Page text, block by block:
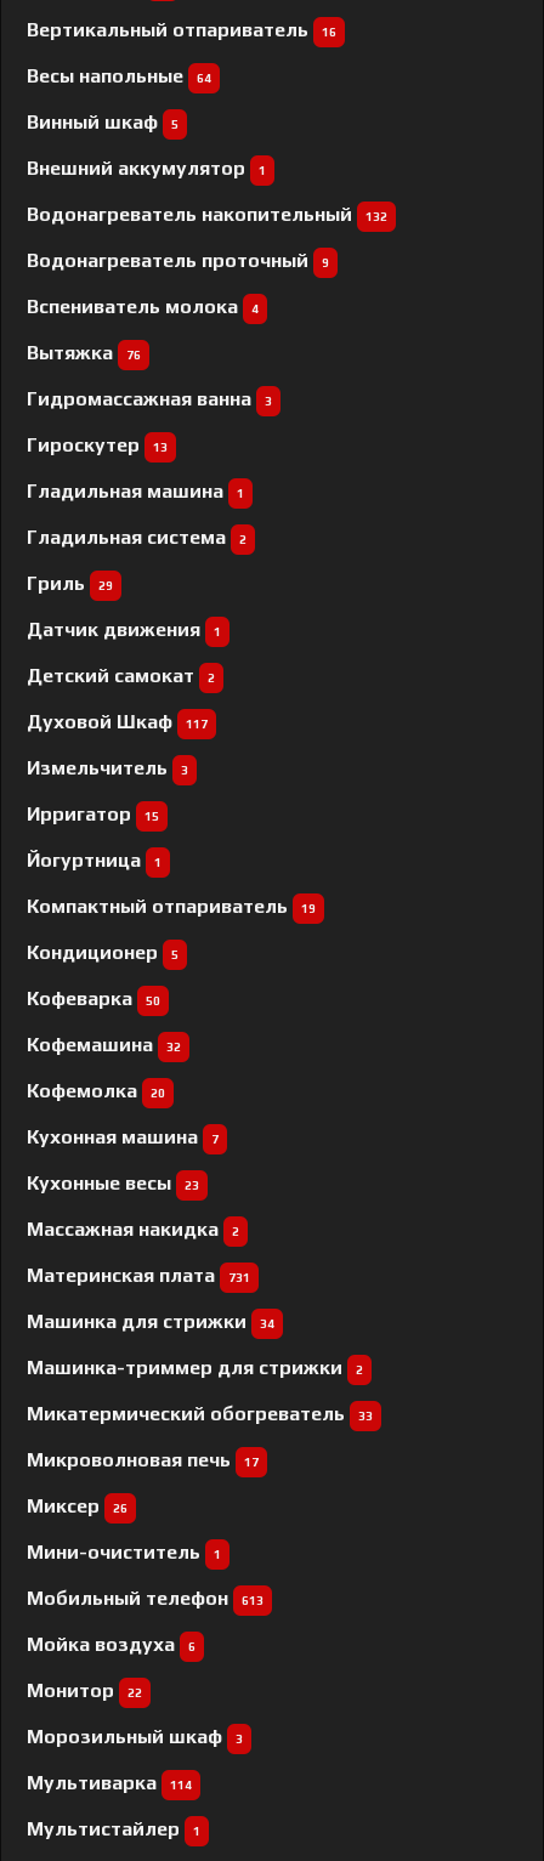
Вертикальный отпариватель 16
Весы напольные 64
Винный шкаф 5
Внешний аккумулятор 1
Водонагреватель накопительный 132
Водонагреватель проточный 9
Вспениватель молока 4
Вытяжка 76
Гидромассажная ванна 3
Гироскутер 13
Гладильная машина 1
Гладильная система 2
Гриль 29
Датчик движения 1
Детский самокат 2
Духовой Шкаф 117
Измельчитель 3
Ирригатор 15
Йогуртница 1
Компактный отпариватель 19
Кондиционер 5
Кофеварка 50
Кофемашина 32
Кофемолка 20
Кухонная машина 7
Кухонные весы 23
Массажная накидка 2
Материнская плата 731
Машинка для стрижки 34
Машинка-триммер для стрижки 2
Микатермический обогреватель 33
Микроволновая печь 17
Миксер 26
Мини-очиститель 1
Мобильный телефон 613
Мойка воздуха 6
Монитор 22
Морозильный шкаф 3
Мультиварка 114
Мультистайлер 1